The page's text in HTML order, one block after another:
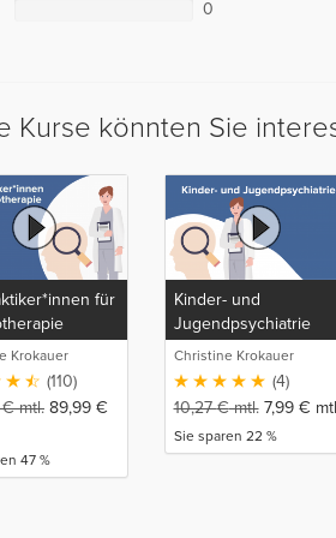
0
Kurse könnten Sie
für
Krokauer
(110)
€mtl. 89,99 €
47 %
Kinder- und
Jugendpsychiatrie
Christine Krokauer
(4)
10,27€mtl. 7,99 €
Sie sparen 22 %